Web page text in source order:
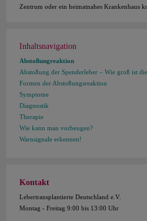
Zentrum oder ein heimatnahes Krankenhaus
Inhaltsnavigation
Abstoßungreaktion
Abstoßung der Spenderleber – Wie groß ist
Formen der Abstoßungsreaktion
Symptome
Diagnostik
Therapie
Wie kann man vorbeugen?
Warnsignale erkennen!
Kontakt
Lebertransplantierte Deutschland e.V.
Montag - Freitag 9:00 bis 13:00 Uhr